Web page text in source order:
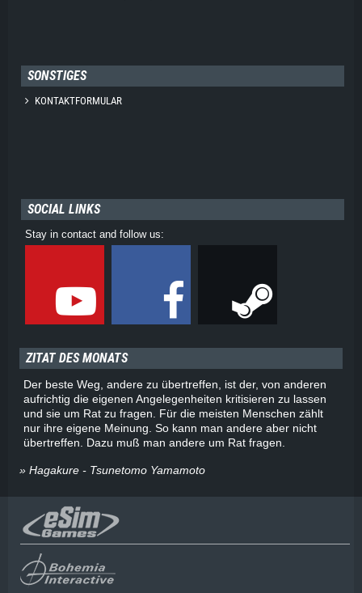
SONSTIGES
KONTAKTFORMULAR
SOCIAL LINKS
Stay in contact and follow us:
ZITAT DES MONATS
Der beste Weg, andere zu übertreffen, ist der, von anderen
aufrichtig die eigenen Angelegenheiten kritisieren zu lassen
und sie um Rat zu fragen. Für die meisten Menschen zählt
nur ihre eigene Meinung. So kann man andere aber nicht
übertreffen. Dazu muß man andere um Rat fragen.
» Hagakure - Tsunetomo Yamamoto